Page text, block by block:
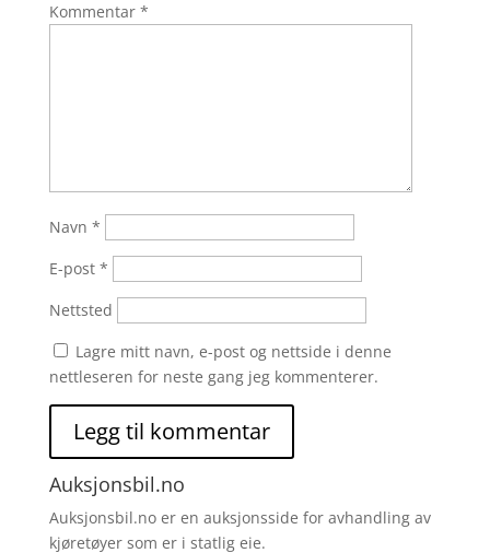
Kommentar *
Navn *
E-post *
Nettsted
Lagre mitt navn, e-post og nettside i denne
nettleseren for neste gang jeg kommenterer.
Auksjonsbil.no
Auksjonsbil.no er en auksjonsside for avhandling av
kjøretøyer som er i statlig eie.